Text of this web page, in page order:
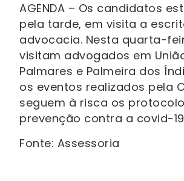
AGENDA – Os candidatos
pela tarde, em visita a
advocacia. Nesta quarta-
visitam advogados em
Palmares e Palmeira dos
os eventos realizados pela
seguem à risca os
prevenção contra a covid-
Fonte: Assessoria